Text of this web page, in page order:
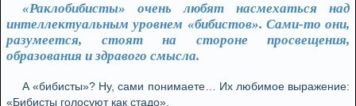
«Раклобибисты» очень любят насмехаться над
интеллектуальным уровнем «бибистов». Сами-то они,
разумеется, стоят на стороне просвещения,
образования и здравого смысла.
А «бибисты»? Ну, сами понимаете… Их любимое выражение:
«Бибисты голосуют как стадо».